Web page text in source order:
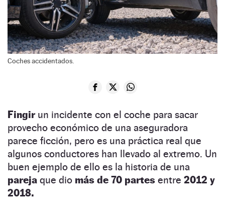
Coches accidentados.
Fingir un incidente con el coche para sacar
provecho económico de una aseguradora
parece ficción, pero es una práctica real que
algunos conductores han llevado al extremo. Un
buen ejemplo de ello es la historia de una
pareja que dio más de 70 partes entre 2012 y
2018.